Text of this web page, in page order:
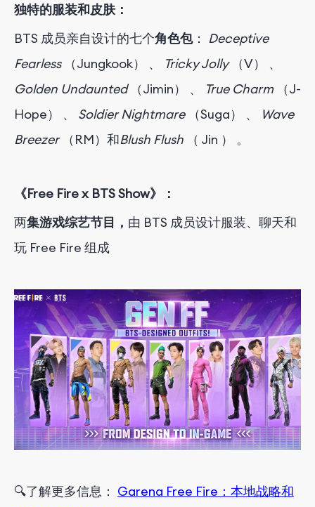
独特的服装和皮肤：
BTS 成员亲自设计的七个角色包： Deceptive
Fearless
（Jungkook） 、 Tricky Jolly （V）
、
Golden Undaunted
（Jimin） 、 True Charm
（J-
Hope）
、 Soldier Nightmare （Suga） 、
Wave
Breezer
（RM） 和Blush Flush （ Jin ） 。
《Free Fire x BTS Show》：
两集游戏综艺节目， 由 BTS 成员设计服装、聊天和
玩 Free Fire 组成
🔍了解更多信息： Garena Free Fire：本地战略和